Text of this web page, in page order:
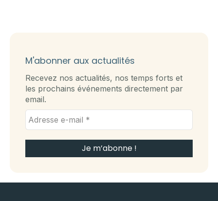
M'abonner aux actualités
Recevez nos actualités, nos temps forts et
les prochains événements directement par
email.